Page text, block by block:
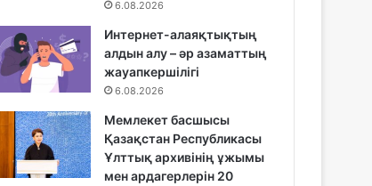
6.08.2026
Интернет-алаяқтықтың
алдын алу – әр азаматтың
жауапкершілігі
6.08.2026
Мемлекет басшысы
Қазақстан Республикасы
Ұлттық архивінің ұжымы
мен ардагерлерін 20